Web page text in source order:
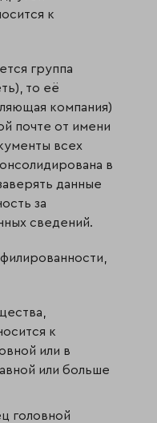
к
группа
то её
компания)
почте от имени
всех
в
данные
за
сведений.
к
или в
или больше
головной